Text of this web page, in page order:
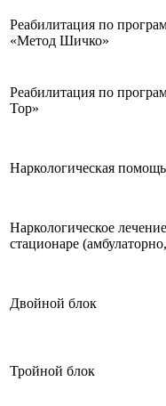
Реабилитация по
«Метод Шичко»
Реабилитация по
Top»
Наркологическая
Наркологическое
стационаре
Двойной блок
Тройной блок